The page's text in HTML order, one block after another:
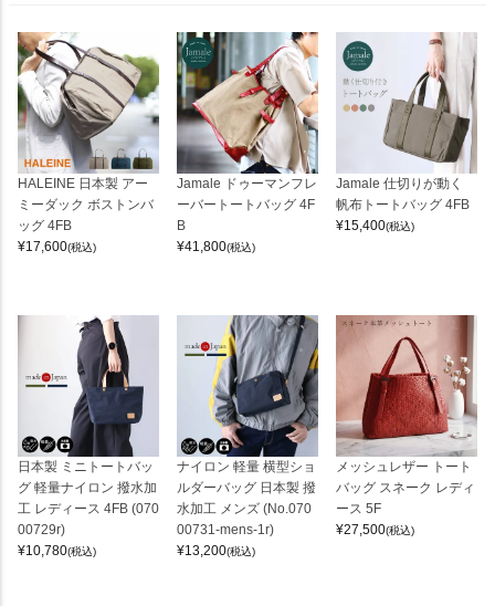
HALEINE 日本製 アー
ミーダック ボストンバ
ッグ 4FB
¥17,600(税込)
Jamale ドゥーマンフレ
ーバートートバッグ 4F
B
¥41,800(税込)
Jamale 仕切りが動く
帆布トートバッグ 4FB
¥15,400(税込)
日本製 ミニトートバッ
グ 軽量ナイロン 撥水加
工 レディース 4FB (070
00729r)
¥10,780(税込)
ナイロン 軽量 横型ショ
ルダーバッグ 日本製 撥
水加工 メンズ (No.070
00731-mens-1r)
¥13,200(税込)
メッシュレザー トート
バッグ スネーク レディ
ース 5F
¥27,500(税込)